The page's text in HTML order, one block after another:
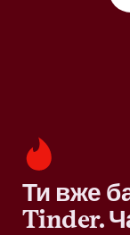
Ти вже
Tinder.